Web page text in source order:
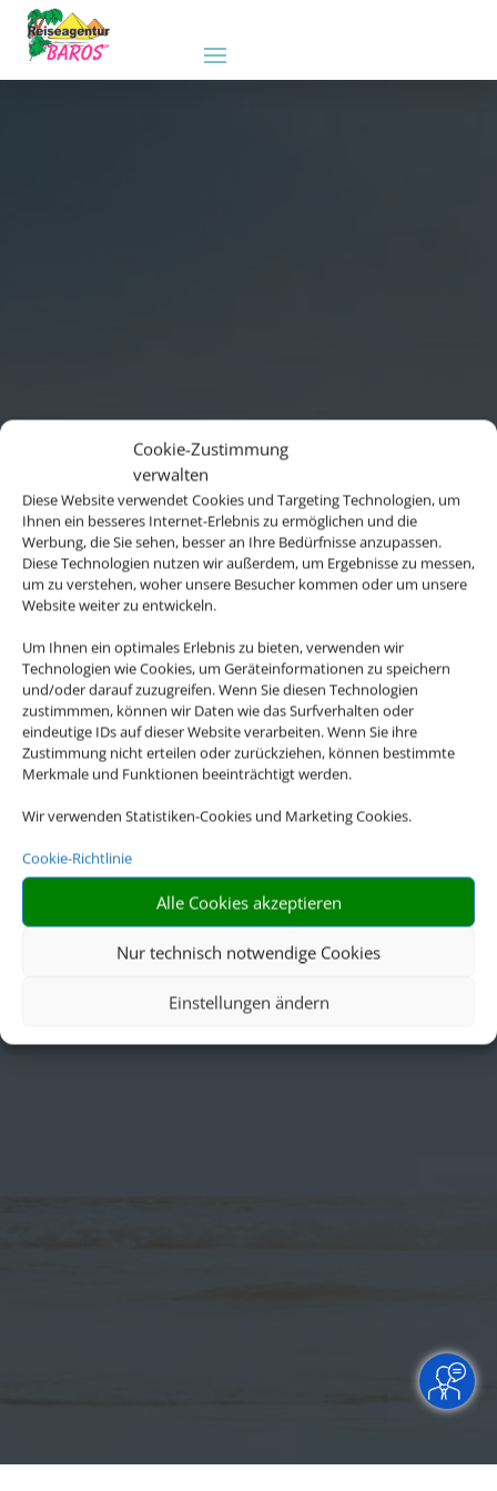
Cookie-Zustimmung
verwalten
Diese Website verwendet Cookies und Targeting Technologien, um
Ihnen ein besseres Internet-Erlebnis zu ermöglichen und die
Werbung, die Sie sehen, besser an Ihre Bedürfnisse anzupassen.
Diese Technologien nutzen wir außerdem, um Ergebnisse zu messen,
um zu verstehen, woher unsere Besucher kommen oder um unsere
Website weiter zu entwickeln.
Um Ihnen ein optimales Erlebnis zu bieten, verwenden wir
Technologien wie Cookies, um Geräteinformationen zu speichern
und/oder darauf zuzugreifen. Wenn Sie diesen Technologien
zustimmmen, können wir Daten wie das Surfverhalten oder
eindeutige IDs auf dieser Website verarbeiten. Wenn Sie ihre
Zustimmung nicht erteilen oder zurückziehen, können bestimmte
Merkmale und Funktionen beeinträchtigt werden.
Wir verwenden Statistiken-Cookies und Marketing Cookies.
Cookie-Richtlinie
Alle Cookies akzeptieren
Nur technisch notwendige Cookies
Einstellungen ändern